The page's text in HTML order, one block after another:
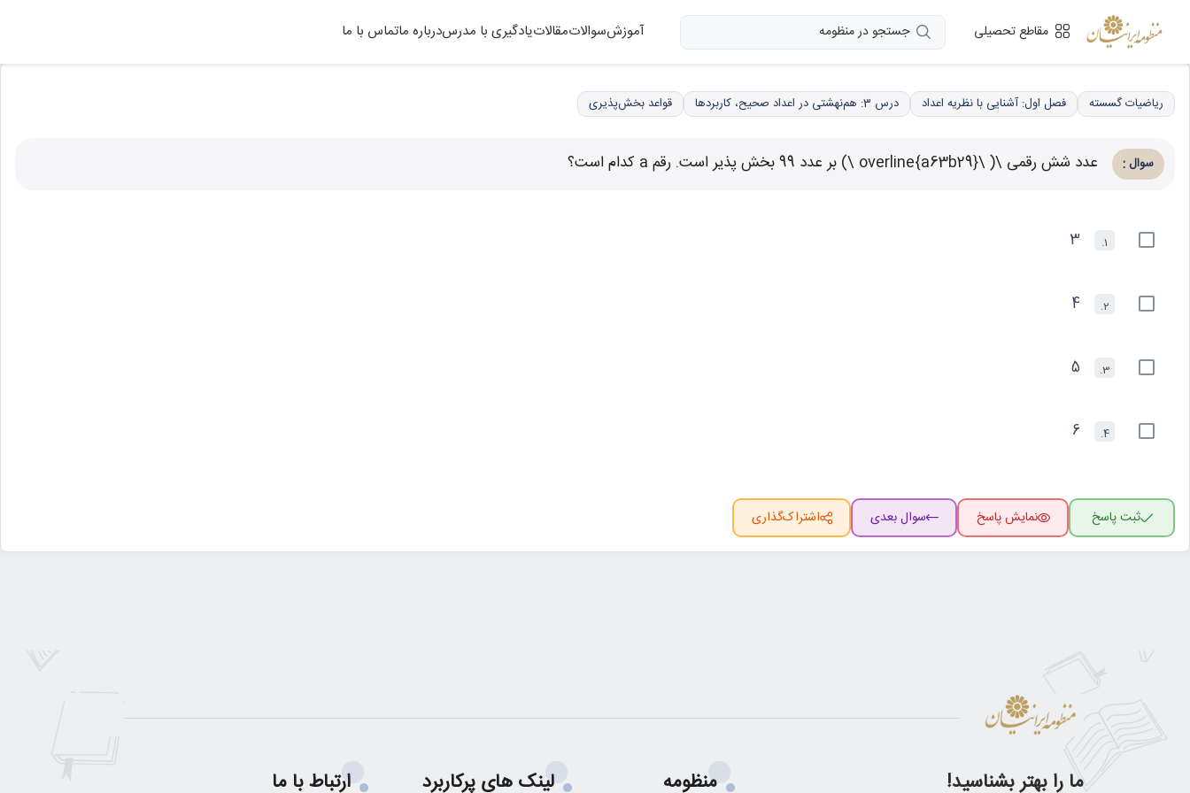
مقاطع تحصیلی جستجو در منظومه آموزشسوالاتمقالاتیادگیری با مدرسدرباره ماتماس با ما
ریاضیات گسسته فصل اول: آشنایی با نظریه اعداد درس 3: هم‌نهشتی در اعداد صحیح، کاربردها قواعد بخش‌پذیری
سوال : عدد شش رقمی \( \overline{a63b29} \) بر عدد 99 بخش پذیر است. رقم a کدام است؟
1.
3
2.
4
3.
5
4.
6
ثبت پاسخ نمایش پاسخ سوال بعدی اشتراک‌گذاری
ما را بهتر بشناسید! منظومه لینک های پرکاربرد ارتباط با ما